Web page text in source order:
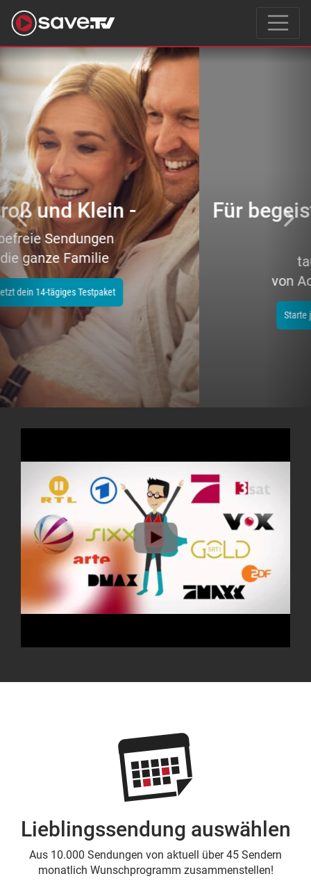
Für begeisterte Filmeliebhaber
–
tausende Topfilme
von Action bis Zeichentrick
Starte jetzt dein 14-tägiges Testpaket
Previous
Lieblingssendung auswählen
Aus 10.000 Sendungen von aktuell über 45 Sendern
monatlich Wunschprogramm zusammenstellen!